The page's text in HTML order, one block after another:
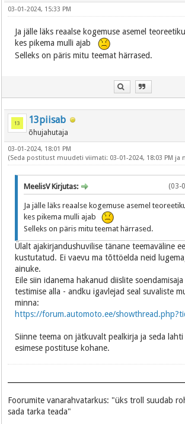
03-01-2024, 15:33 PM
Ja jälle läks reaalse kogemuse asemel
kes pikema mulli ajab
Selleks on päris mitu teemat härrased.
13piisab
õhujahutaja
03-01-2024, 18:01 PM
(Seda postitust muudeti viimati: 03-01-2024, 18:03 PM ja
(03-
MeelisV Kirjutas:
Ja jälle läks reaalse kogemuse asemel
kes pikema mulli ajab
Selleks on päris mitu teemat härrased.
Ülalt ajakirjandushuvilise tänane teemaväline
kustutatud. Ei vaevu ma tõttöelda neid
ainuke.
Eile siin idanema hakanud diislite
testimise alla - andku igavlejad seal suvaliste
minna:
https://forum.automoto.ee/
Siinne teema on jätkuvalt pealkirja ja seda
esimese postituse kohane.
Foorumite vanarahvatarkus: "üks troll suudab
sada tarka teada"